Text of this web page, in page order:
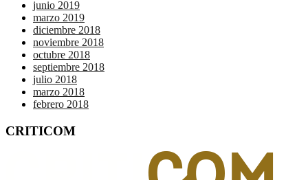
junio 2019
marzo 2019
diciembre 2018
noviembre 2018
octubre 2018
septiembre 2018
julio 2018
marzo 2018
febrero 2018
CRITICOM